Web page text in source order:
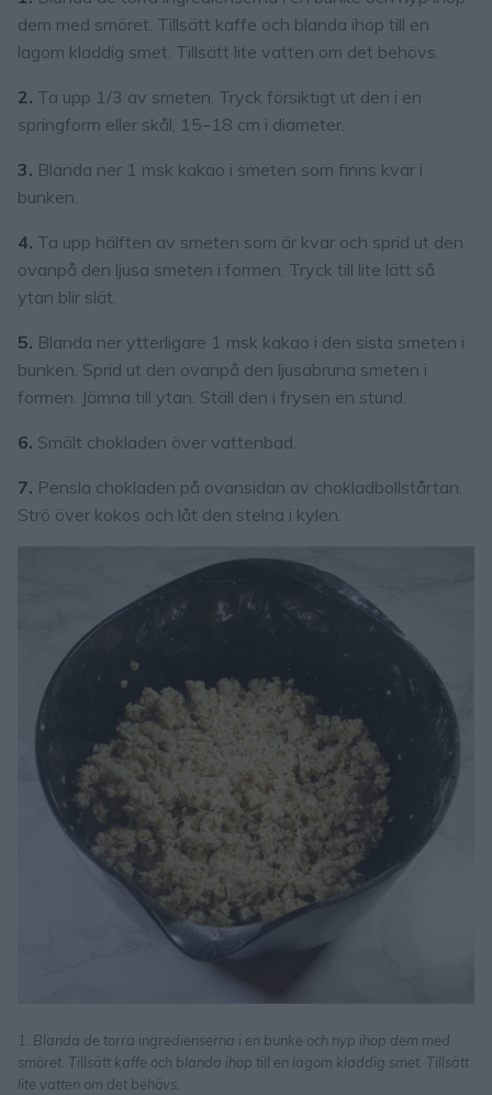
dem med smöret. Tillsätt kaffe och blanda ihop till en
lagom kladdig smet. Tillsätt lite vatten om det behövs.
2. Ta upp 1/3 av smeten. Tryck försiktigt ut den i en
springform eller skål, 15–18 cm i diameter.
3. Blanda ner 1 msk kakao i smeten som finns kvar i
bunken.
4. Ta upp hälften av smeten som är kvar och sprid ut den
ovanpå den ljusa smeten i formen. Tryck till lite lätt så
ytan blir slät.
5. Blanda ner ytterligare 1 msk kakao i den sista smeten i
bunken. Sprid ut den ovanpå den ljusabruna smeten i
formen. Jämna till ytan. Ställ den i frysen en stund.
6. Smält chokladen över vattenbad.
7. Pensla chokladen på ovansidan av chokladbollstårtan.
Strö över kokos och låt den stelna i kylen.
1. Blanda de torra ingredienserna i en bunke och nyp ihop dem med
smöret. Tillsätt kaffe och blanda ihop till en lagom kladdig smet. Tillsätt
lite vatten om det behövs.